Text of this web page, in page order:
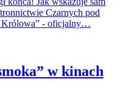
Czarnych pod
Królowa” - oficjalny…
w kinach